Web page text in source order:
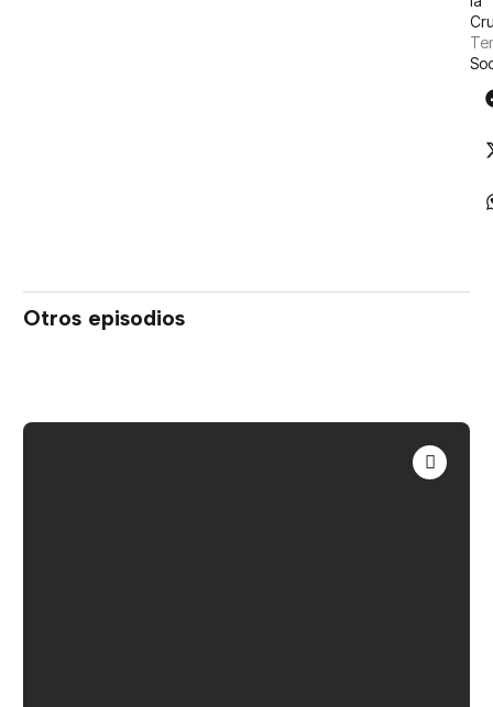
Otros episodios